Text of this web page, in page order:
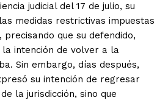
judicial del 17 de julio, su
medidas restrictivas impuestas
que su defendido,
la intención de volver a la
Sin embargo, días después,
su intención de regresar
la jurisdicción, sino que